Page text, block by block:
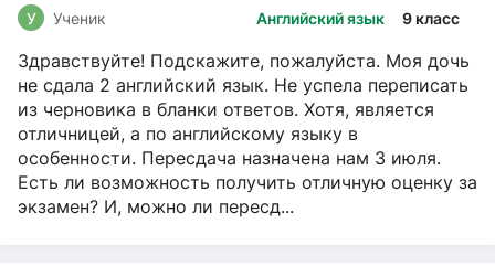
Английский язык 9 класс
У Ученик
Здравствуйте! Подскажите, пожалуйста. Моя дочь
не сдала 2 английский язык. Не успела переписать
из черновика в бланки ответов. Хотя, является
отличницей, а по английскому языку в
особенности. Пересдача назначена нам 3 июля.
Есть ли возможность получить отличную оценку за
экзамен? И, можно ли пересд...